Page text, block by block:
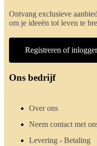
Ontvang exclusieve
om je ideeën tot leven te
Registreren of
Ons bedrijf
Over ons
Neem contact met
Levering - Betaling